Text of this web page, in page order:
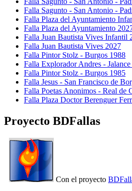
Falla Sagunto - San Antonio -
Falla Plaza del Ayuntamiento
Falla Plaza del Ayuntamiento
Falla Juan Bautista Vives Infantil
Falla Juan Bautista Vives 2027
Falla Pintor Stolz - Burgos 1988
Falla Explorador Andres - Jalance
Falla Pintor Stolz - Burgos 1985
Falla Jesus - San Francisco de
Falla Poetas Anonimos - Real de
Falla Plaza Doctor Berenguer
Proyecto BDFallas
Con el proyecto